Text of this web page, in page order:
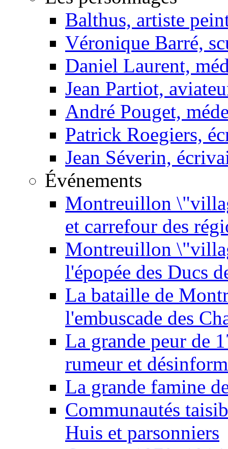
Balthus, artiste
Véronique Barré,
Daniel Laurent,
Jean Partiot,
André Pouget,
Patrick Roegiers,
Jean Séverin,
Événements
Montreuillon
et carrefour des
Montreuillon
l'épopée des Ducs
La bataille de
l'embuscade des
La grande peur de
rumeur et
La grande famine
Communautés
Huis et parsonniers